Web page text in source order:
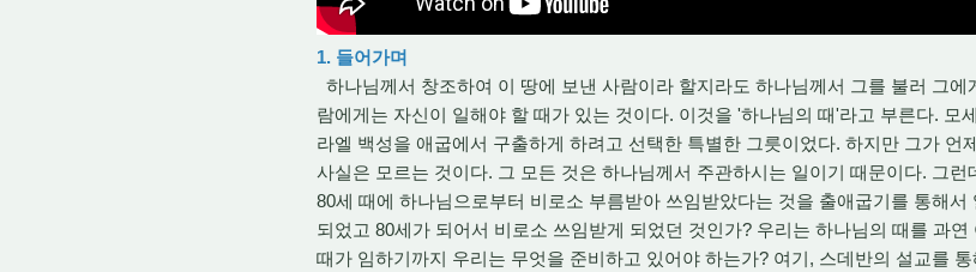
1. 들어가며
하나님께서 창조하여 이 땅에 보낸 사람이라 할지라도 하나님께서 그를 불러 그
람에게는 자신이 일해야 할 때가 있는 것이다. 이것을 '하나님의 때'라고 부른다. 모
라엘 백성을 애굽에서 구출하게 하려고 선택한 특별한 그릇이었다. 하지만 그가 언
사실은 모르는 것이다. 그 모든 것은 하나님께서 주관하시는 일이기 때문이다. 그
80세 때에 하나님으로부터 비로소 부름받아 쓰임받았다는 것을 출애굽기를 통해
되었고 80세가 되어서 비로소 쓰임받게 되었던 것인가? 우리는 하나님의 때를 과
때가 임하기까지 우리는 무엇을 준비하고 있어야 하는가? 여기, 스데반의 설교를